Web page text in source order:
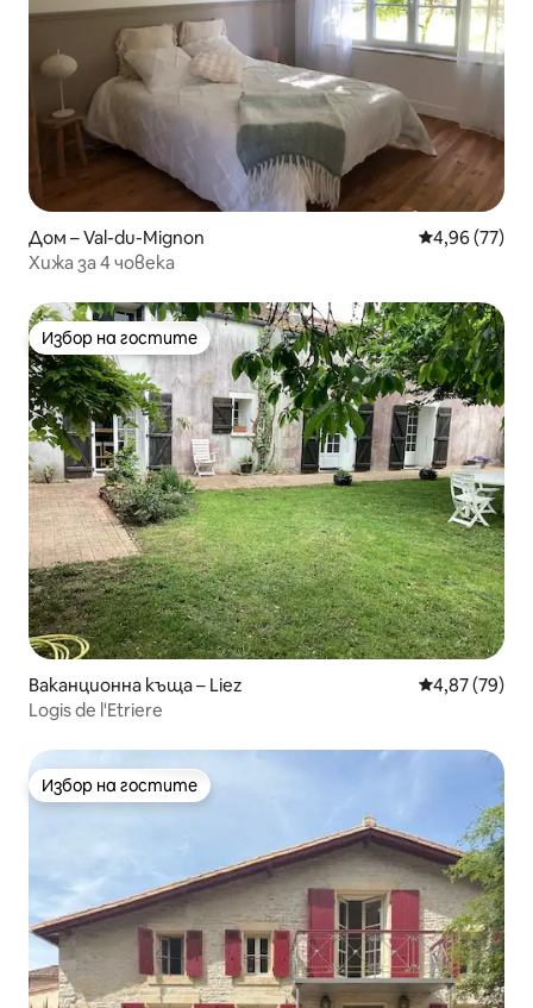
Дом – Val-du-Mignon Средна
4,96 (77)
Хижа за 4 човека
Избор на гостите
Избор на гостите
Ваканционна къща – Liez Средна
4,87 (79)
Logis de l'Etriere
Избор на гостите
Избор на гостите